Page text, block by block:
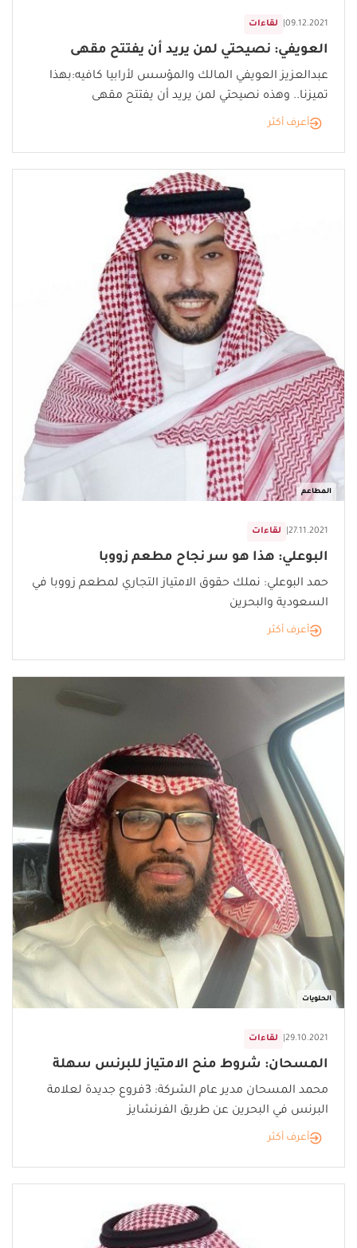
لقاءات 09.12.2021
العويفي: نصيحتي لمن يريد أن يفتتح مقهى
عبدالعزيز العويفي المالك والمؤسس لأرابيا كافيه:بهذا
تميزنا.. وهذه نصيحتي لمن يريد أن يفتتح مقهى
أعرف أكثر
المطاعم
لقاءات 27.11.2021
البوعلي: هذا هو سر نجاح مطعم زووبا
حمد البوعلي: نملك حقوق الامتياز التجاري لمطعم زووبا في
السعودية والبحرين
أعرف أكثر
الحلويات
لقاءات 29.10.2021
المسحان: شروط منح الامتياز للبرنس سهلة
محمد المسحان مدير عام الشركة: 3فروع جديدة لعلامة
البرنس في البحرين عن طريق الفرنشايز
أعرف أكثر